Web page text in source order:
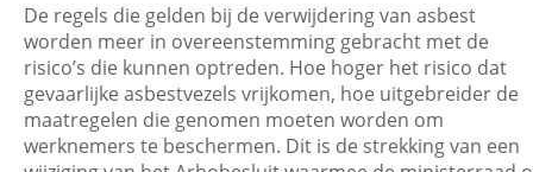
De regels die gelden bij de verwijdering van asbest
worden meer in overeenstemming gebracht met de
risico’s die kunnen optreden. Hoe hoger het risico dat
gevaarlijke asbestvezels vrijkomen, hoe uitgebreider de
maatregelen die genomen moeten worden om
werknemers te beschermen. Dit is de strekking van een